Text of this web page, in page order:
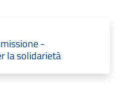
-
la solidarietà